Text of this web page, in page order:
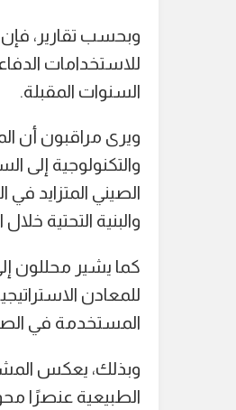
وبحسب تقارير،
السنوات المقبلة.
ويرى مراقبون أن
والتكنولوجية إلى
الصيني المتزايد
والبنية التحتية
كما يشير محللون
للمعادن
المستخدمة في
وبذلك، يعكس
الطبيعية عنصرًا